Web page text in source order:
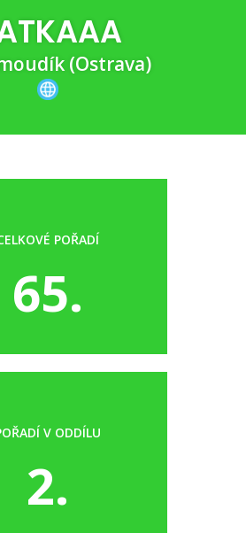
(Ostrava)
POŘADÍ
65.
V ODDÍLU
2.